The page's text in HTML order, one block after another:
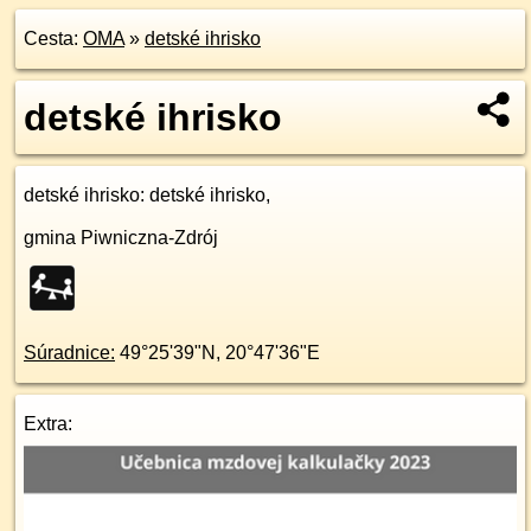
Cesta: OMA» detské ihrisko
detské ihrisko
detské ihrisko: detské ihrisko,
gmina Piwniczna-Zdrój
Súradnice: 49°25'39"N , 20°47'36"E
Extra: